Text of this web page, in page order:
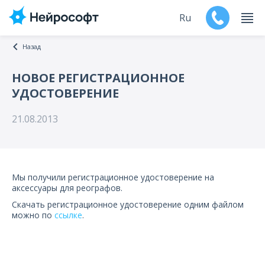
Продукты
Мероприятия
Обучение
Ru
Назад
НОВОЕ РЕГИСТРАЦИОННОЕ
УДОСТОВЕРЕНИЕ
21.08.2013
Мы получили регистрационное удостоверение на
аксессуары для реографов.
Скачать регистрационное удостоверение одним файлом
можно по ссылке.